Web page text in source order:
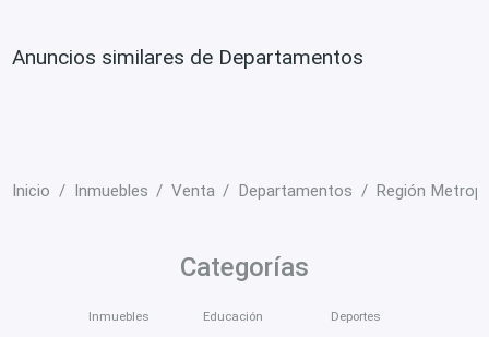
Anuncios similares de Departamentos
Inicio Inmuebles Venta Departamentos Región
Categorías
Inmuebles Educación Deportes